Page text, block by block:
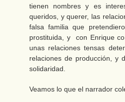
tienen nombres y es
queridos, y querer, las
falsa familia que
prostituida, y con Enrique
unas relaciones tensas
relaciones de producción, y
solidaridad.
Veamos lo que el narrador